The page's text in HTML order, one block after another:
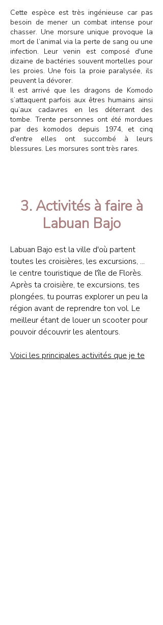
Cette espèce est très ingénieuse car pas
besoin de mener un combat intense pour
chasser. Une morsure unique provoque la
mort de l’animal via la perte de sang ou une
infection. Leur venin est composé d'une
dizaine de bactéries souventmortelles pour
les proies. Une fois la proie paralysée, ils
peuventla dévorer.
Il est arrivé que les dragons de Komodo
s’attaquent parfois aux êtres humains ainsi
qu’aux cadavres en les déterrant des
tombe. Trente personnes ont été mordues
par des komodos depuis 1974, et cinq
d'entre elles ont succombé à leurs
blessures. Les morsures sont très rares.
3. Activités à faire à
Labuan Bajo
Labuan Bajo est la ville d'où partent
toutes les croisières, les excursions, ...
le centre touristique de l'île de Florès.
Après ta croisière, te excursions, tes
plongées, tu pourras explorer un peu la
région avant de reprendre ton vol. Le
meilleur étant de louer un scooter pour
pouvoir découvrir les alentours.
Voici les principales activités que je te